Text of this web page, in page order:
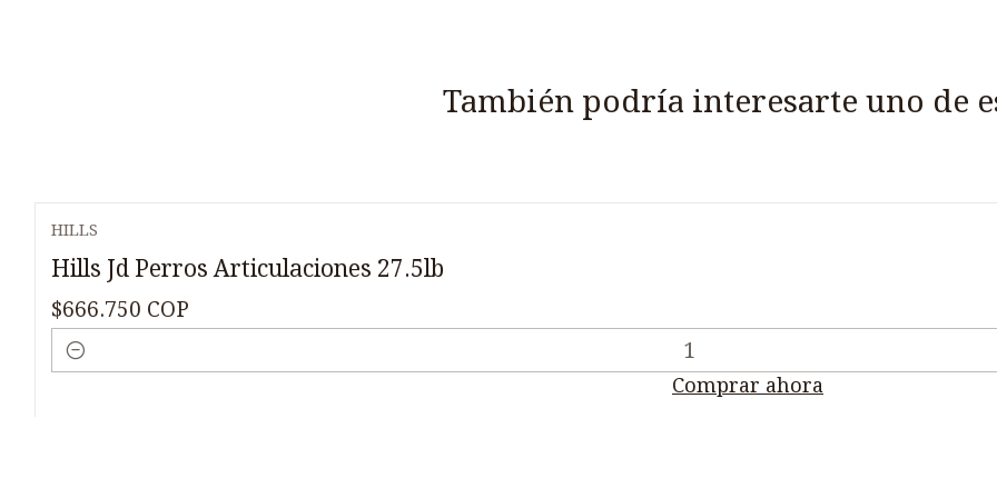
También podría interesarte uno de
HILLS
Hills Jd Perros Articulaciones 27.5lb
$666.750 COP
Cantidad
Comprar ahora